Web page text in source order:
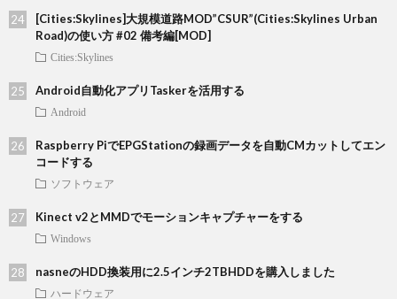
[Cities:Skylines]大規模道路MOD”CSUR”(Cities:Skylines Urban
Road)の使い方 #02 備考編[MOD]
Cities:Skylines
Android自動化アプリTaskerを活用する
Android
Raspberry PiでEPGStationの録画データを自動CMカットしてエン
コードする
ソフトウェア
Kinect v2とMMDでモーションキャプチャーをする
Windows
nasneのHDD換装用に2.5インチ2TBHDDを購入しました
ハードウェア